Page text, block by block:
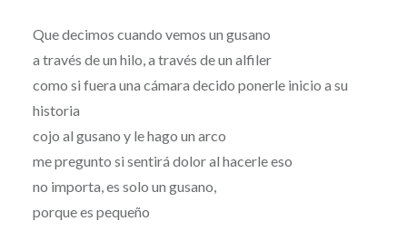
DE
2026
Que decimos cuando vemos un gusano
a través de un hilo, a través de un alfiler
como si fuera una cámara decido ponerle inicio a su
historia
cojo al gusano y le hago un arco
me pregunto si sentirá dolor al hacerle eso
no importa, es solo un gusano,
porque es pequeño